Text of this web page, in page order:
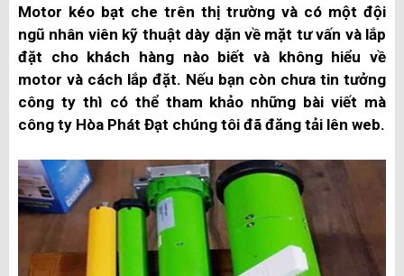
Motor kéo bạt che trên thị trường và có một đội
ngũ nhân viên kỹ thuật dày dặn về mặt tư vấn và lắp
đặt cho khách hàng nào biết và không hiểu về
motor và cách lắp đặt. Nếu bạn còn chưa tin tưởng
công ty thì có thể tham khảo những bài viết mà
công ty Hòa Phát Đạt chúng tôi đã đăng tải lên web.